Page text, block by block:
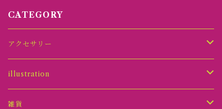
CATEGORY
アクセサリー
ピアス
イヤリング
illustration
原画オーナメント
雑貨